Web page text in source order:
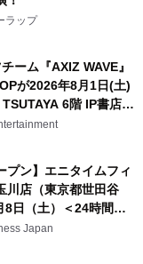
ラップ
ーム『AXIZ WAVE』
が2026年8月1日(土)
6階 IP書店で
プン】エニタイムフィ
川店（東京都世田谷
8日（土）＜24時間年
ネスジム＞
Japan